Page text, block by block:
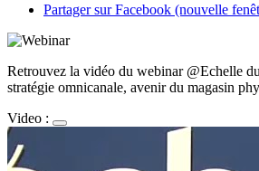
Partager sur Facebook (nouvelle
Retrouvez la vidéo du webinar @Echelle
stratégie omnicanale, avenir du magasin
Video :